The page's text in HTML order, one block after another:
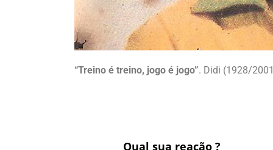
“Treino é treino, jogo é jogo”. Didi (1928/
Qual sua reação ?